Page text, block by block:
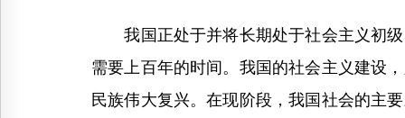
我国正处于并将长期处于社会主义初级
需要上百年的时间。我国的社会主义建设
民族伟大复兴。在现阶段，我国社会的主